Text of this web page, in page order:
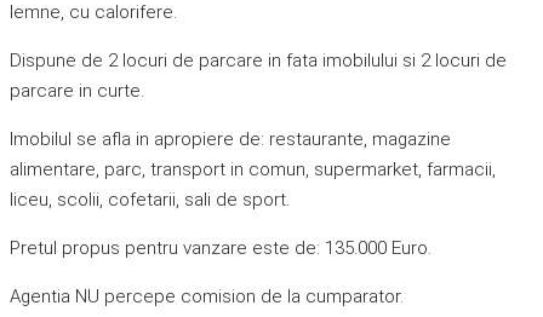
lemne, cu calorifere.
Dispune de 2 locuri de parcare in fata imobilului si 2 locuri de
parcare in curte.
Imobilul se afla in apropiere de: restaurante, magazine
alimentare, parc, transport in comun, supermarket, farmacii,
liceu, scolii, cofetarii, sali de sport.
Pretul propus pentru vanzare este de: 135.000 Euro.
Agentia NU percepe comision de la cumparator.